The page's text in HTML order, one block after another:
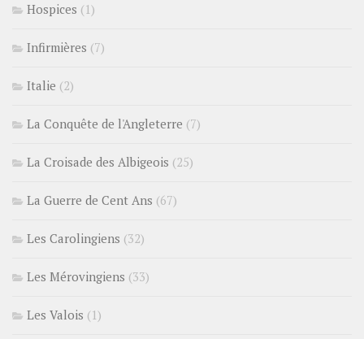
Hospices (1)
Infirmières (7)
Italie (2)
La Conquête de l'Angleterre (7)
La Croisade des Albigeois (25)
La Guerre de Cent Ans (67)
Les Carolingiens (32)
Les Mérovingiens (33)
Les Valois (1)